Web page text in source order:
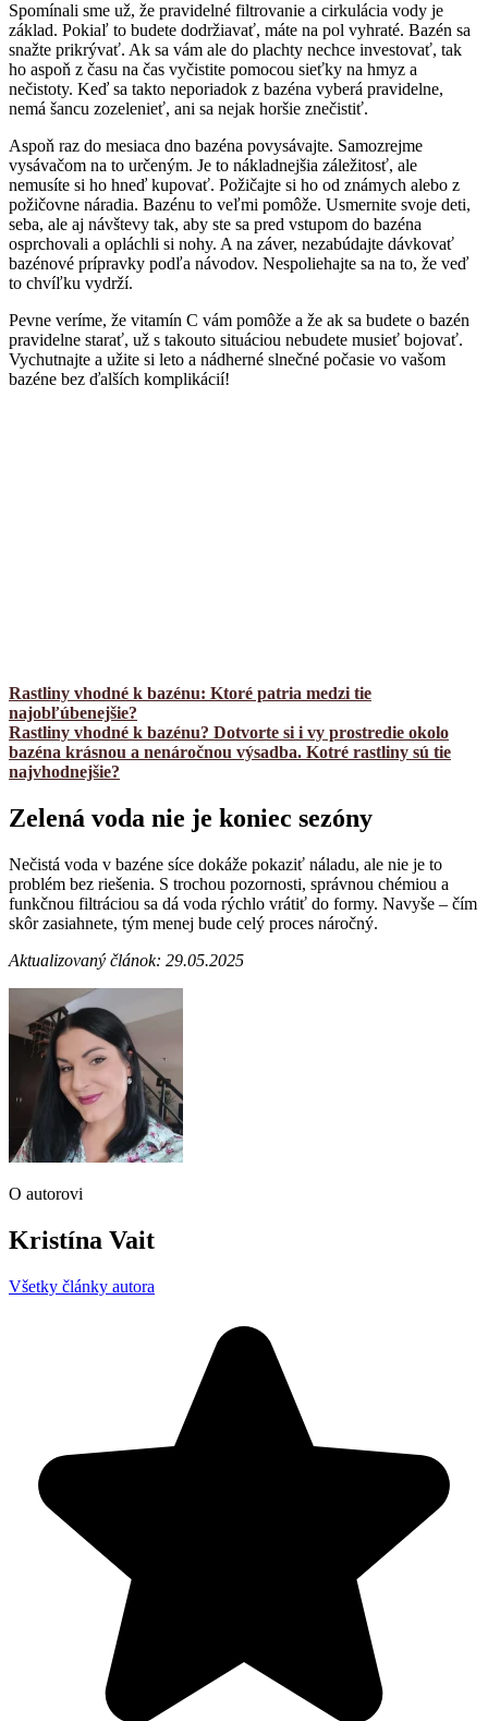
Spomínali sme už, že pravidelné filtrovanie a cirkulácia vody je
základ. Pokiaľ to budete dodržiavať, máte na pol vyhraté. Bazén sa
snažte prikrývať. Ak sa vám ale do plachty nechce investovať, tak
ho aspoň z času na čas vyčistite pomocou sieťky na hmyz a
nečistoty. Keď sa takto neporiadok z bazéna vyberá pravidelne,
nemá šancu zozelenieť, ani sa nejak horšie znečistiť.
Aspoň raz do mesiaca dno bazéna povysávajte. Samozrejme
vysávačom na to určeným. Je to nákladnejšia záležitosť, ale
nemusíte si ho hneď kupovať. Požičajte si ho od známych alebo z
požičovne náradia. Bazénu to veľmi pomôže. Usmernite svoje deti,
seba, ale aj návštevy tak, aby ste sa pred vstupom do bazéna
osprchovali a opláchli si nohy. A na záver, nezabúdajte dávkovať
bazénové prípravky podľa návodov. Nespoliehajte sa na to, že veď
to chvíľku vydrží.
Pevne veríme, že vitamín C vám pomôže a že ak sa budete o bazén
pravidelne starať, už s takouto situáciou nebudete musieť bojovať.
Vychutnajte a užite si leto a nádherné slnečné počasie vo vašom
bazéne bez ďalších komplikácií!
Rastliny vhodné k bazénu: Ktoré patria medzi tie
najobľúbenejšie?
Rastliny vhodné k bazénu? Dotvorte si i vy prostredie okolo
bazéna krásnou a nenáročnou výsadba. Kotré rastliny sú tie
najvhodnejšie?
Zelená voda nie je koniec sezóny
Nečistá voda v bazéne síce dokáže pokaziť náladu, ale nie je to
problém bez riešenia. S trochou pozornosti, správnou chémiou a
funkčnou filtráciou sa dá voda rýchlo vrátiť do formy. Navyše – čím
skôr zasiahnete, tým menej bude celý proces náročný.
Aktualizovaný článok: 29.05.2025
O autorovi
Kristína Vait
Všetky články autora